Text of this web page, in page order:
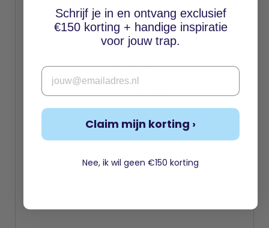
Schrijf je in en ontvang exclusief
€150 korting + handige inspiratie
voor jouw trap.
Email
Claim mijn korting ›
Nee, ik wil geen €150 korting